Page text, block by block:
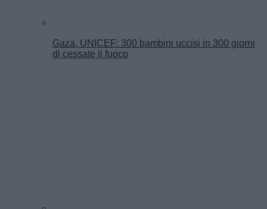
Gaza, UNICEF: 300 bambini uccisi in 300 giorni
di cessate il fuoco